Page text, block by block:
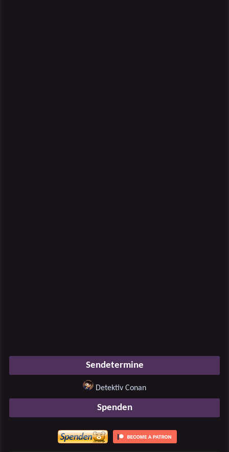
Sendetermine
Detektiv Conan
Spenden